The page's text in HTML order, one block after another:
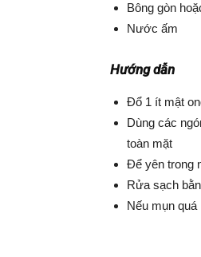
Bông gòn
Nước ấm
Hướng dẫn
Đổ 1 ít mật
Dùng các
toàn mặt
Để yên trong
Rửa sạch
Nếu mụn